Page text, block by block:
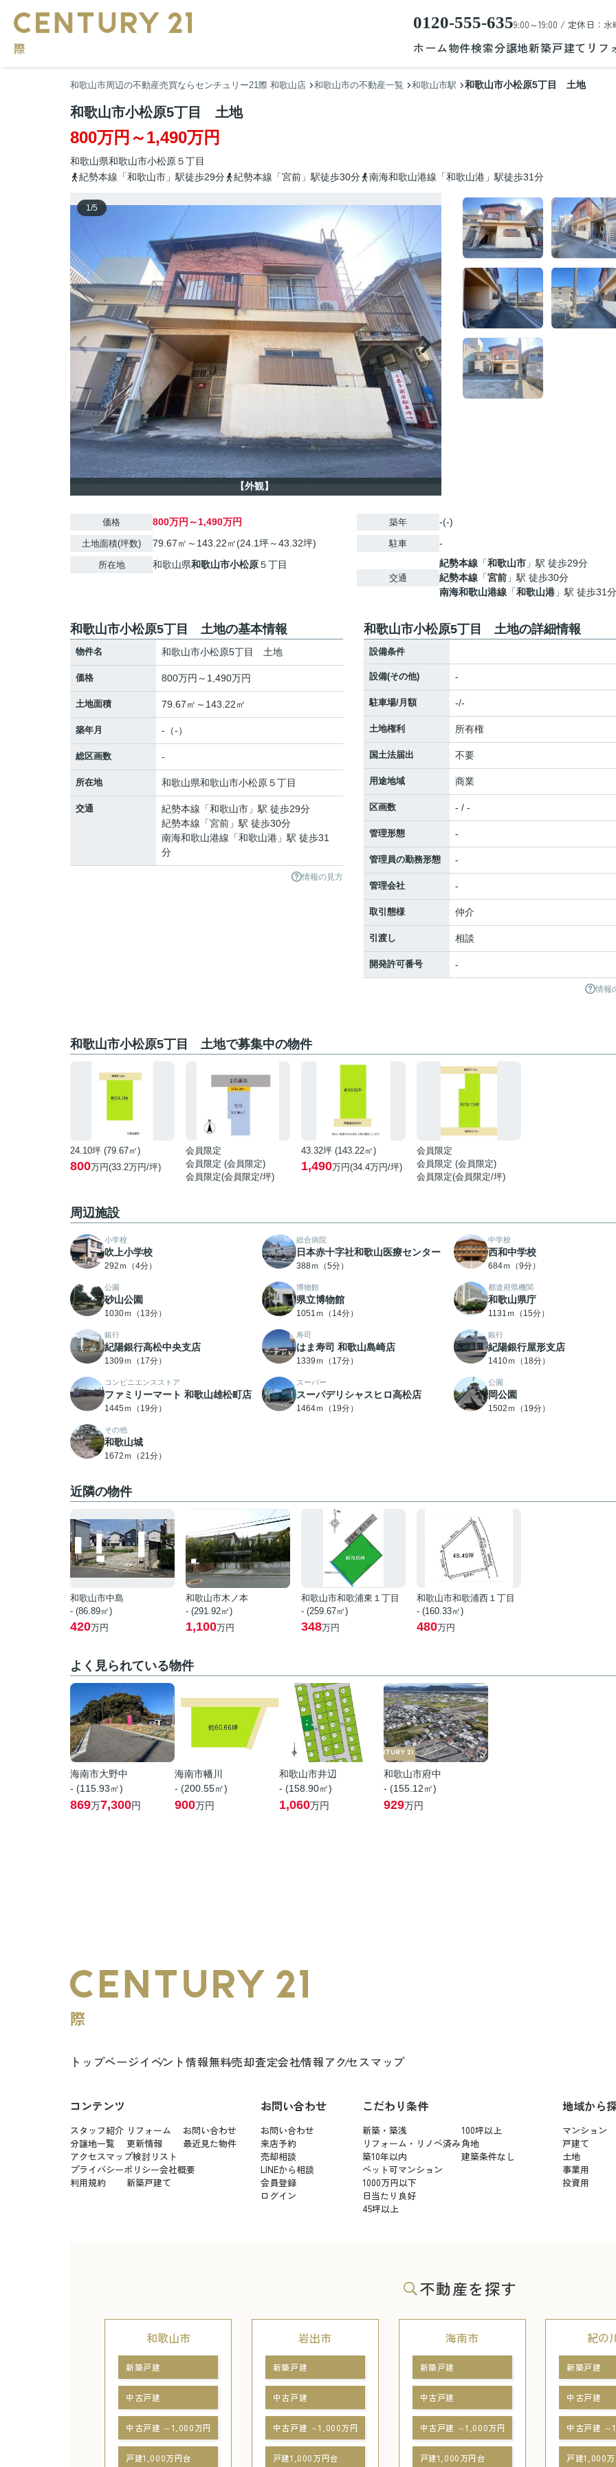
0120-555-6359:00～19:00 / 定休日：水
ホーム物件検索分譲地新築戸建て リフ
和歌山市周辺の不動産売買ならセンチュリー21際 和歌山店 和歌山市の不動産一覧 和歌山市駅 和歌山市小松原5丁目 土地
和歌山市小松原5丁目 土地
800万円～1,490万円
和歌山県和歌山市小松原５丁目
紀勢本線「和歌山市」駅徒歩29分
紀勢本線「宮前」駅徒歩30分 南海和歌山港線「和歌山港」駅徒歩31分
1/5
【外観】
価格 800万円～1,490万円
土地面積(坪数) 79.67㎡～143.22㎡(24.1坪～43.32坪)
所在地 和歌山県和歌山市小松原５丁目
築年 -(-)
駐車 -
交通
紀勢本線 「和歌山市 」駅 徒歩29分
紀勢本線 「宮前 」駅 徒歩30分
南海和歌山港線 「和歌山港 」駅 徒歩31分
和歌山市小松原5丁目 土地の基本情報
物件名 和歌山市小松原5丁目 土地
価格 800万円～1,490万円
土地面積 79.67㎡～143.22㎡
築年月 -（-）
総区画数 -
所在地 和歌山県和歌山市小松原５丁目
交通 紀勢本線 「和歌山市 」駅 徒歩29分
紀勢本線 「宮前 」駅 徒歩30分
南海和歌山港線 「和歌山港 」駅 徒歩31
分
情報の見方
和歌山市小松原5丁目 土地の詳細情報
設備条件
設備(その他) -
駐車場/月額 -/-
土地権利 所有権
国土法届出 不要
用途地域 商業
区画数 - / -
管理形態 -
管理員の勤務形態 -
管理会社 -
取引態様 仲介
引渡し 相談
開発許可番号 -
情報
和歌山市小松原5丁目 土地で募集中の物件
24.10坪 (79.67㎡)
800万円(33.2万円/坪)
会員限定
会員限定 (会員限定)
会員限定(会員限定/坪)
43.32坪 (143.22㎡)
1,490万円(34.4万円/坪)
会員限定
会員限定 (会員限定)
会員限定(会員限定/坪)
周辺施設
小学校
吹上小学校
292ｍ（4分）
総合病院
日本赤十字社和歌山医療センター
388ｍ（5分）
中学校
西和中学校
684ｍ（9分）
公園
砂山公園
1030ｍ（13分）
博物館
県立博物館
1051ｍ（14分）
都道府県機関
和歌山県庁
1131ｍ（15分）
銀行
紀陽銀行高松中央支店
1309ｍ（17分）
寿司
はま寿司 和歌山島崎店
1339ｍ（17分）
銀行
紀陽銀行屋形支店
1410ｍ（18分）
コンビニエンスストア
ファミリーマート 和歌山雄松町店
1445ｍ（19分）
スーパー
スーパデリシャスヒロ高松店
1464ｍ（19分）
公園
岡公園
1502ｍ（19分）
その他
和歌山城
1672ｍ（21分）
近隣の物件
和歌山市中島
- (86.89㎡)
420万円
和歌山市木ノ本
- (291.92㎡)
1,100万円
和歌山市和歌浦東１丁目
- (259.67㎡)
348万円
和歌山市和歌浦西１丁目
- (160.33㎡)
480万円
よく見られている物件
海南市大野中
- (115.93㎡)
869万7,300円
海南市幡川
- (200.55㎡)
900万円
和歌山市井辺
- (158.90㎡)
1,060万円
和歌山市府中
- (155.12㎡)
929万円
トップページイベント情報無料売却査定会社情報アクセスマップ
コンテンツ
スタッフ紹介 リフォーム
お問い合わせ
分譲地一覧
更新情報
最近見た物件
アクセスマップ検討リスト
プライバシーポリシー会社概要
利用規約
新築戸建て
お問い合わせ
お問い合わせ
来店予約
売却相談
LINEから相談
会員登録
ログイン
こだわり条件
新築・築浅
100坪以上
リフォーム・リノベ済み角地
築10年以内
建築条件なし
ペット可マンション
1000万円以下
日当たり良好
45坪以上
地域から
マンション
戸建て
土地
事業用
投資用
不動産を探す
和歌山市
新築戸建
中古戸建
中古戸建 ～1,000万円
戸建1,000万円台
岩出市
新築戸建
中古戸建
中古戸建 ～1,000万円
戸建1,000万円台
海南市
新築戸建
中古戸建
中古戸建 ～1,000万円
戸建1,000万円台
紀の
新築戸建
中古戸建
中古戸建 ～
戸建1,000